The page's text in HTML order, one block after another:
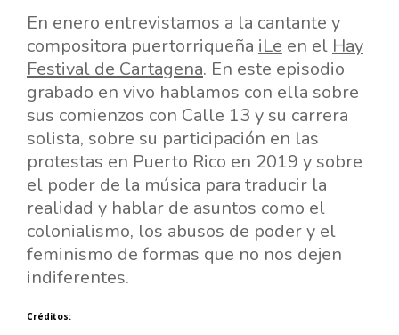
En enero entrevistamos a la cantante y
compositora puertorriqueña iLe en el Hay
Festival de Cartagena. En este episodio
grabado en vivo hablamos con ella sobre
sus comienzos con Calle 13 y su carrera
solista, sobre su participación en las
protestas en Puerto Rico en 2019 y sobre
el poder de la música para traducir la
realidad y hablar de asuntos como el
colonialismo, los abusos de poder y el
feminismo de formas que no nos dejen
indiferentes.
Créditos: